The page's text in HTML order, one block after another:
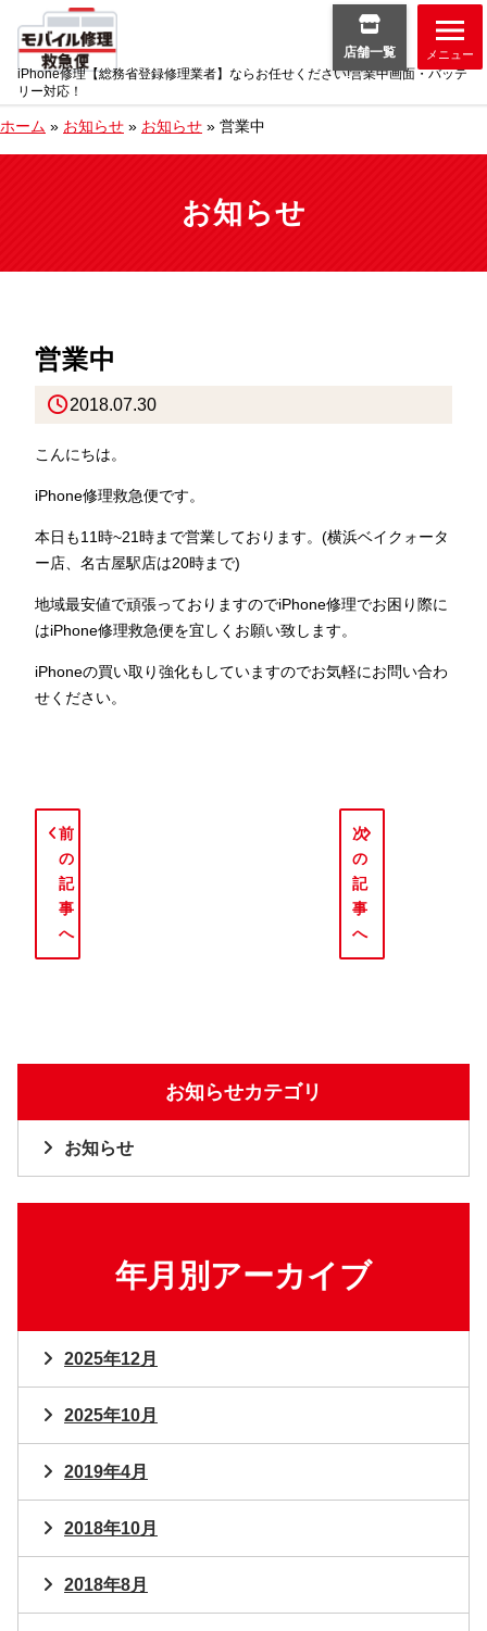
iPhone修理【総務省登録修理業者】ならお任せください!営業中画面・バッテ
リー対応！
店舗一覧 メニュー
ホーム » お知らせ » お知らせ » 営業中
お知らせ
営業中
2018.07.30
こんにちは。
iPhone修理救急便です。
本日も11時~21時まで営業しております。(横浜ベイクォータ
ー店、名古屋駅店は20時まで)
地域最安値で頑張っておりますのでiPhone修理でお困り際に
はiPhone修理救急便を宜しくお願い致します。
iPhoneの買い取り強化もしていますのでお気軽にお問い合わ
せください。
前
の
記
事
へ
次
の
記
事
へ
お知らせカテゴリ
お知らせ
年月別アーカイブ
2025年12月
2025年10月
2019年4月
2018年10月
2018年8月